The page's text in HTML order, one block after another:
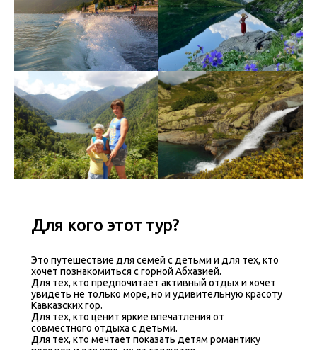
Для кого этот тур?
Это путешествие для семей с детьми и для тех, кто
хочет познакомиться с горной Абхазией.
Для тех, кто предпочитает активный отдых и хочет
увидеть не только море, но и удивительную красоту
Кавказских гор.
Для тех, кто ценит яркие впечатления от
совместного отдыха с детьми.
Для тех, кто мечтает показать детям романтику